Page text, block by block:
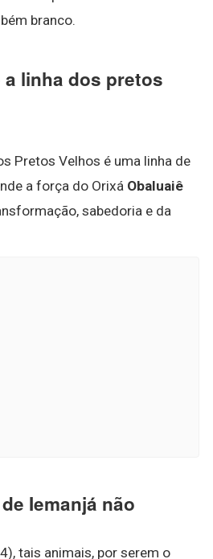
branco.
linha dos pretos
Pretos Velhos é uma linha de
a força do Orixá Obaluaiê
sabedoria e da
Iemanjá não
tais animais, por serem o